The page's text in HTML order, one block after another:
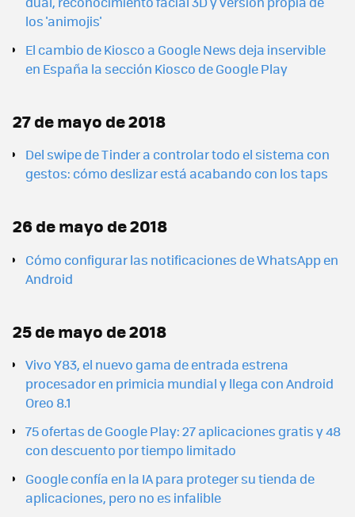
los 'animojis'
El cambio de Kiosco a Google News deja inservible
en España la sección Kiosco de Google Play
27 de mayo de 2018
Del swipe de Tinder a controlar todo el sistema con
gestos: cómo deslizar está acabando con los taps
26 de mayo de 2018
Cómo configurar las notificaciones de WhatsApp en
Android
25 de mayo de 2018
Vivo Y83, el nuevo gama de entrada estrena
procesador en primicia mundial y llega con Android
Oreo 8.1
75 ofertas de Google Play: 27 aplicaciones gratis y 48
con descuento por tiempo limitado
Google confía en la IA para proteger su tienda de
aplicaciones, pero no es infalible